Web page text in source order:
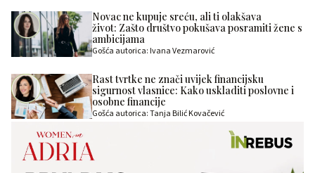
Novac ne kupuje sreću, ali ti olakšava
život: Zašto društvo pokušava posramiti žene s
ambicijama
Gošća autorica: Ivana Vezmarović
Rast tvrtke ne znači uvijek financijsku
sigurnost vlasnice: Kako uskladiti poslovne i
osobne financije
Gošća autorica: Tanja Bilić Kovačević